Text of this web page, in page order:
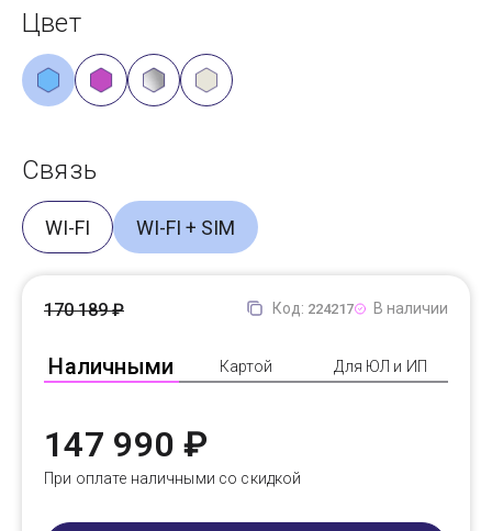
Цвет
Связь
WI-FI WI-FI + SIM
Код: 224217 В наличии
Наличными Картой Для ЮЛ и ИП
170 189 ₽
147 990 ₽
При оплате наличными со скидкой